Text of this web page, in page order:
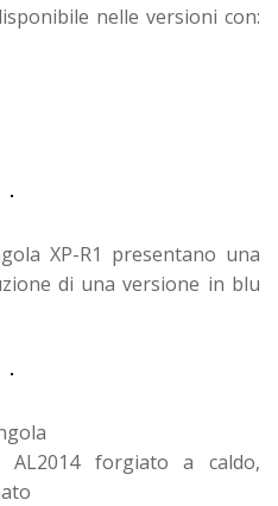
nelle versioni con:
XP-R1 presentano una
di una versione in blu
AL2014 forgiato a caldo,